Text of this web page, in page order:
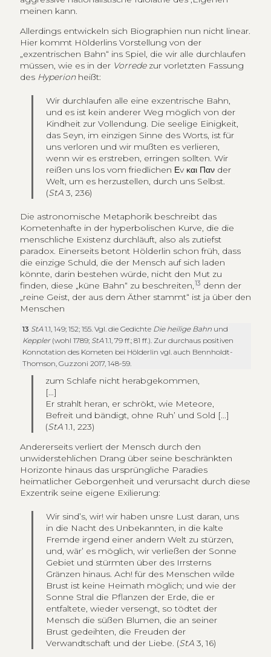
meinen kann.
Allerdings entwickeln sich Biographien nun nicht linear.
Hier kommt Hölderlins Vorstellung von der
„exzentrischen Bahn“ ins Spiel, die wir alle durchlaufen
müssen, wie es in der Vorredezur vorletzten Fassung
des Hyperion heißt:
Wir durchlaufen alle eine exzentrische Bahn,
und es ist kein anderer Weg möglich von der
Kindheit zur Vollendung. Die seelige Einigkeit,
das Seyn, im einzigen Sinne des Worts, ist für
uns verloren und wir mußten es verlieren,
wenn wir es erstreben, erringen sollten. Wir
reißen uns los vom friedlichen Εv και Παν der
Welt, um es herzustellen, durch uns Selbst.
(StA 3, 236)
Die astronomische Metaphorik beschreibt das
Kometenhafte in der hyperbolischen Kurve, die die
menschliche Existenz durchläuft, also als zutiefst
paradox. Einerseits betont Hölderlin schon früh, dass
die einzige Schuld, die der Mensch auf sich laden
könnte, darin bestehen würde, nicht den Mut zu
finden, diese „küne Bahn“ zu beschreiten,13 denn der
„reine Geist, der aus dem Äther stammt“ ist ja über den
Menschen
13 StA1.1, 149; 152; 155. Vgl. die Gedichte Die heilige Bahn und
Keppler(wohl 1789; StA1.1, 79 ff.; 81 ff.). Zur durchaus positiven
Konnotation des Kometen bei Hölderlin vgl. auch Bennholdt-
Thomson, Guzzoni 2017, 148-59.
zum Schlafe nicht herabgekommen,
[…]
Er strahlt heran, er schrökt, wie Meteore,
Befreit und bändigt, ohne Ruh’ und Sold [...]
(StA1.1, 223)
Andererseits verliert der Mensch durch den
unwiderstehlichen Drang über seine beschränkten
Horizonte hinaus das ursprüngliche Paradies
heimatlicher Geborgenheit und verursacht durch diese
Exzentrik seine eigene Exilierung:
Wir sind’s, wir! wir haben unsre Lust daran, uns
in die Nacht des Unbekannten, in die kalte
Fremde irgend einer andern Welt zu stürzen,
und, wär’ es möglich, wir verließen der Sonne
Gebiet und stürmten über des Irrsterns
Gränzen hinaus. Ach! für des Menschen wilde
Brust ist keine Heimath möglich; und wie der
Sonne Stral die Pflanzen der Erde, die er
entfaltete, wieder versengt, so tödtet der
Mensch die süßen Blumen, die an seiner
Brust gedeihten, die Freuden der
Verwandtschaft und der Liebe. (StA 3, 16)